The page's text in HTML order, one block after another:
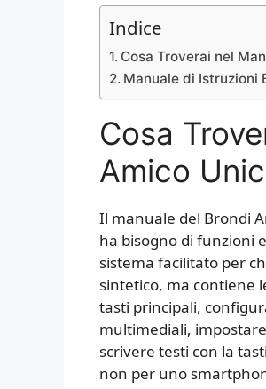
Indice
Cosa Troverai nel
Manuale di Istruzioni
Cosa
Amico
Il manuale del Brondi
ha bisogno di funzioni
sistema facilitato per
sintetico, ma contiene
tasti principali,
multimediali,
scrivere testi con la
non per uno